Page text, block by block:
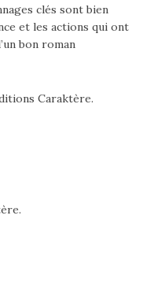
clés sont bien
et les actions qui ont
bon roman
Caraktère.